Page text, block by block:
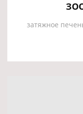
затяжное